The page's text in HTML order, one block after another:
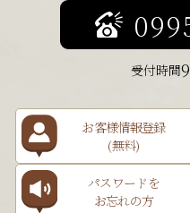
受付時間
お客様情報登録
(無料)
パスワードを
お忘れの方